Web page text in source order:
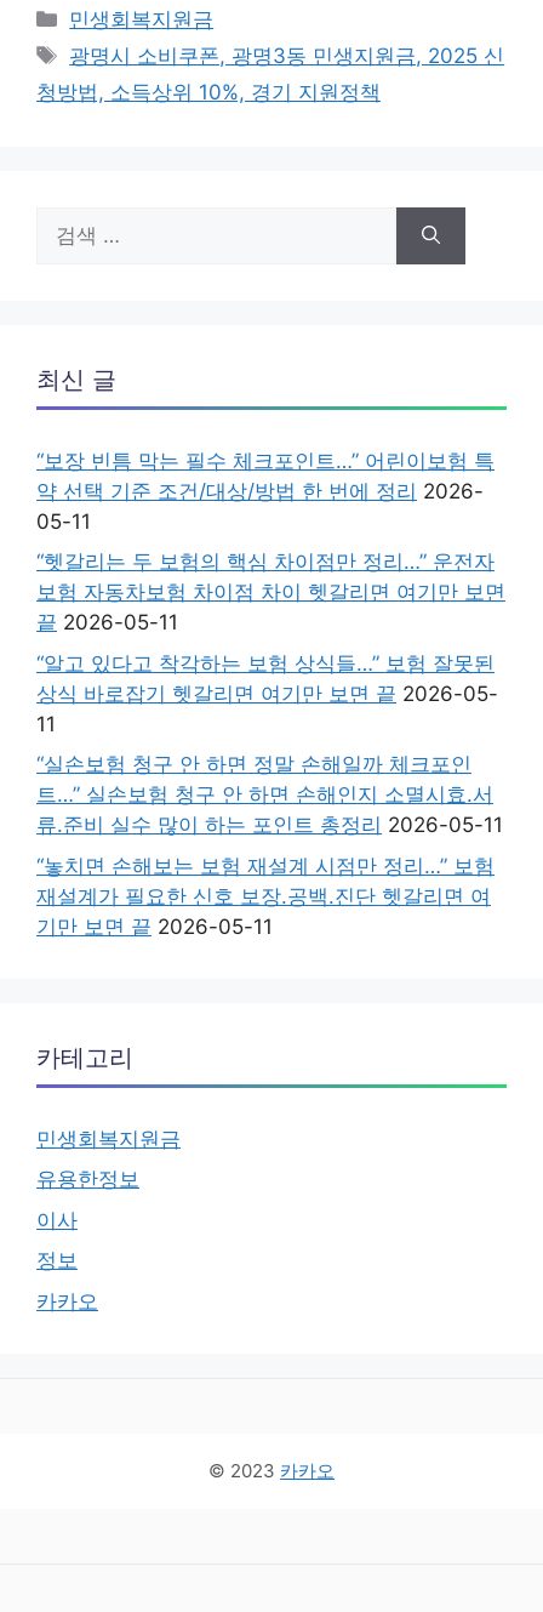
카
테
고
리
민생회복지원금
태
그
광명시 소비쿠폰, 광명3동 민생지원금, 2025 신
청방법, 소득상위 10%, 경기 지원정책
색:
최신 글
“보장 빈틈 막는 필수 체크포인트…” 어린이보험 특
약 선택 기준 조건/대상/방법 한 번에 정리 2026-
05-11
“헷갈리는 두 보험의 핵심 차이점만 정리…” 운전자
보험 자동차보험 차이점 차이 헷갈리면 여기만 보면
끝 2026-05-11
“알고 있다고 착각하는 보험 상식들…” 보험 잘못된
상식 바로잡기 헷갈리면 여기만 보면 끝 2026-05-
11
“실손보험 청구 안 하면 정말 손해일까 체크포인
트…” 실손보험 청구 안 하면 손해인지 소멸시효.서
류.준비 실수 많이 하는 포인트 총정리 2026-05-11
“놓치면 손해보는 보험 재설계 시점만 정리…” 보험
재설계가 필요한 신호 보장.공백.진단 헷갈리면 여
기만 보면 끝 2026-05-11
카테고리
민생회복지원금
유용한정보
이사
정보
카카오
© 2023 카카오